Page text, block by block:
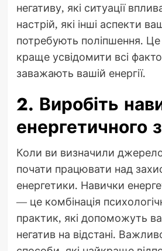
негативу, які ситуації
настрій, які інші аспекти
потребують поліпшення.
краще усвідомити всі
заважають вашій енергії.
2. Виробіть
енергетичного
Коли ви визначили джерело
почати працювати над
енергетики. Навички
— це комбінація
практик, які допоможуть
негатив на відстані.